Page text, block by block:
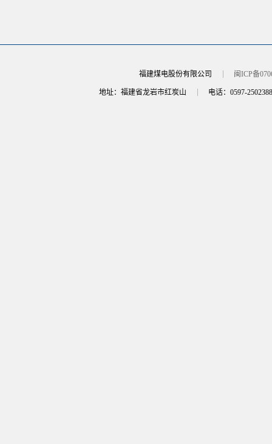
福建煤电股份有限公司 闽ICP备
地址：福建省龙岩市红炭山 电话：0597-2502388